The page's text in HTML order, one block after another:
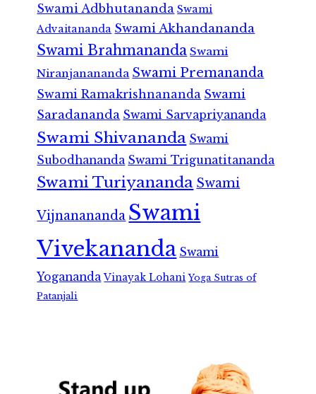
Swami Adbhutananda Swami
Advaitananda Swami Akhandananda
Swami Brahmananda Swami
Niranjanananda Swami Premananda
Swami Ramakrishnananda Swami
Saradananda Swami Sarvapriyananda
Swami Shivananda Swami
Subodhananda Swami Trigunatitananda
Swami Turiyananda Swami
Vijnanananda Swami
Vivekananda Swami
Yogananda Vinayak Lohani Yoga Sutras of
Patanjali